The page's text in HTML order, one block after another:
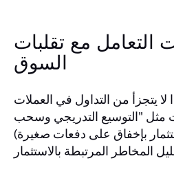
التعامل مع تقلبات
السوق
لا يتجزأ من التداول في العملات
مثل "التوسيع التدريجي وسحب
بإخفاق على دفعات صغيرة)